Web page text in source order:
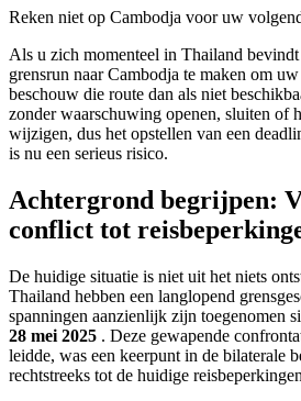
Reken niet op Cambodja voor uw
Als u zich momenteel in Thailand bevindt
grensrun naar Cambodja te maken om
beschouw die route dan als niet
zonder waarschuwing openen, sluiten of
wijzigen, dus het opstellen van een
is nu een serieus risico.
Achtergrond begrijpen:
conflict tot
De huidige situatie is niet uit het niets
Thailand hebben een langlopend
spanningen aanzienlijk zijn toegenomen
28 mei 2025 . Deze gewapende
leidde, was een keerpunt in de bilaterale
rechtstreeks tot de huidige